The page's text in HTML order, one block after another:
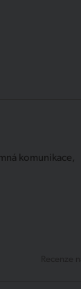
komunikace,